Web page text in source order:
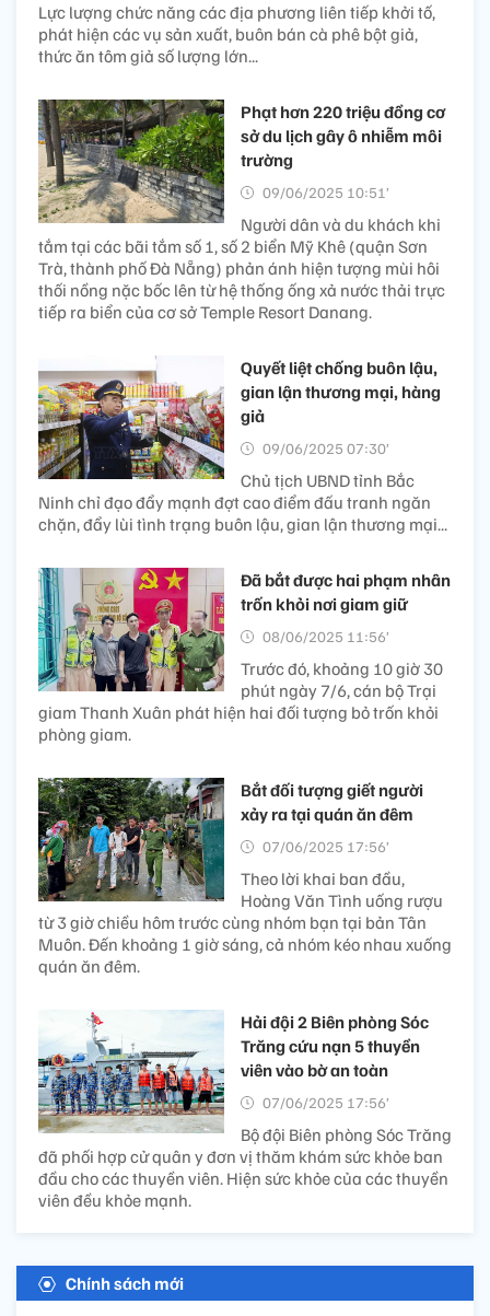
Lực lượng chức năng các địa phương liên tiếp khởi tố,
phát hiện các vụ sản xuất, buôn bán cà phê bột giả,
thức ăn tôm giả số lượng lớn...
Phạt hơn 220 triệu đồng cơ
sở du lịch gây ô nhiễm môi
trường
09/06/2025 10:51’
Người dân và du khách khi
tắm tại các bãi tắm số 1, số 2 biển Mỹ Khê (quận Sơn
Trà, thành phố Đà Nẵng) phản ánh hiện tượng mùi hôi
thối nồng nặc bốc lên từ hệ thống ống xả nước thải trực
tiếp ra biển của cơ sở Temple Resort Danang.
Quyết liệt chống buôn lậu,
gian lận thương mại, hàng
giả
09/06/2025 07:30’
Chủ tịch UBND tỉnh Bắc
Ninh chỉ đạo đẩy mạnh đợt cao điểm đấu tranh ngăn
chặn, đẩy lùi tình trạng buôn lậu, gian lận thương mại...
Đã bắt được hai phạm nhân
trốn khỏi nơi giam giữ
08/06/2025 11:56’
Trước đó, khoảng 10 giờ 30
phút ngày 7/6, cán bộ Trại
giam Thanh Xuân phát hiện hai đối tượng bỏ trốn khỏi
phòng giam.
Bắt đối tượng giết người
xảy ra tại quán ăn đêm
07/06/2025 17:56’
Theo lời khai ban đầu,
Hoàng Văn Tình uống rượu
từ 3 giờ chiều hôm trước cùng nhóm bạn tại bản Tân
Muôn. Đến khoảng 1 giờ sáng, cả nhóm kéo nhau xuống
quán ăn đêm.
Hải đội 2 Biên phòng Sóc
Trăng cứu nạn 5 thuyền
viên vào bờ an toàn
07/06/2025 17:56’
Bộ đội Biên phòng Sóc Trăng
đã phối hợp cử quân y đơn vị thăm khám sức khỏe ban
đầu cho các thuyền viên. Hiện sức khỏe của các thuyền
viên đều khỏe mạnh.
Chính sách mới